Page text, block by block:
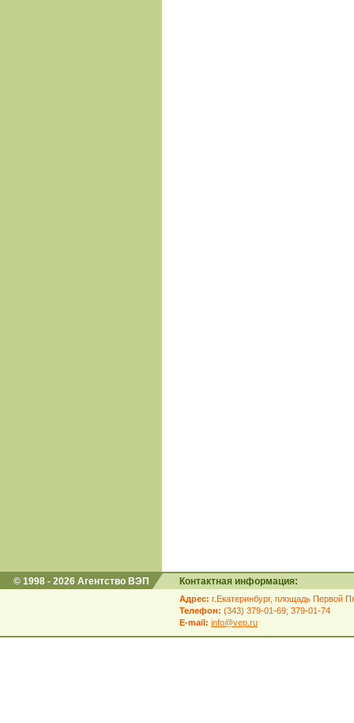
© 1998 - 2026 Агентство ВЭП Контактная информация:
Адрес: г.Екатеринбург, площадь Первой
Телефон: (343) 379-01-69; 379-01-74
E-mail: info@vep.ru